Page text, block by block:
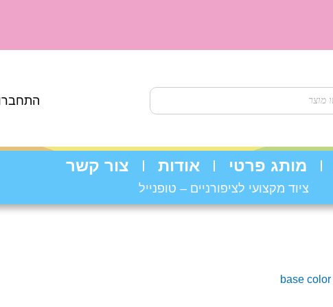
מותג פרטי אודות צור קשר
ציוד מקצועי לציפורניים – טופנייל